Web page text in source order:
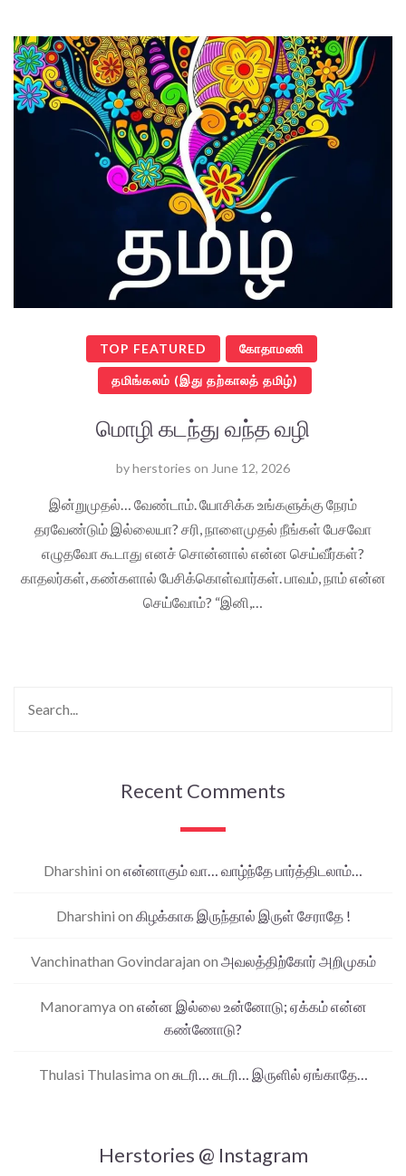
TOP FEATURED கோதாமணி
தமிங்கலம் (இது தற்காலத் தமிழ்)
மொழி கடந்து வந்த வழி
byherstories on June 12, 2026
இன்றுமுதல்… வேண்டாம். யோசிக்க உங்களுக்கு நேரம்
தரவேண்டும் இல்லையா? சரி, நாளைமுதல் நீங்கள் பேசவோ
எழுதவோ கூடாது எனச் சொன்னால் என்ன செய்வீர்கள்?
காதலர்கள், கண்களால் பேசிக்கொள்வார்கள். பாவம், நாம் என்ன
செய்வோம்? “இனி,…
Recent Comments
Dharshini on என்னாகும் வா… வாழ்ந்தே பார்த்திடலாம்…
Dharshini on கிழக்காக இருந்தால் இருள் சேராதே !
Vanchinathan Govindarajan on அவலத்திற்கோர் அறிமுகம்
Manoramya on என்ன இல்லை உன்னோடு; ஏக்கம் என்ன
கண்ணோடு?
Thulasi Thulasima on சுடரி… சுடரி… இருளில் ஏங்காதே…
Herstories @ Instagram